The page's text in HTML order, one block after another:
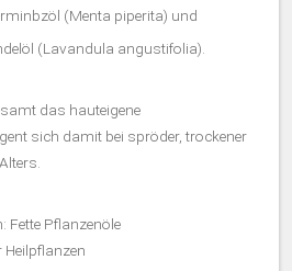
(Menta piperita) und
(Lavandula angustifolia).
das hauteigene
sich damit bei spröder, trockener
Fette Pflanzenöle
Heilpflanzen